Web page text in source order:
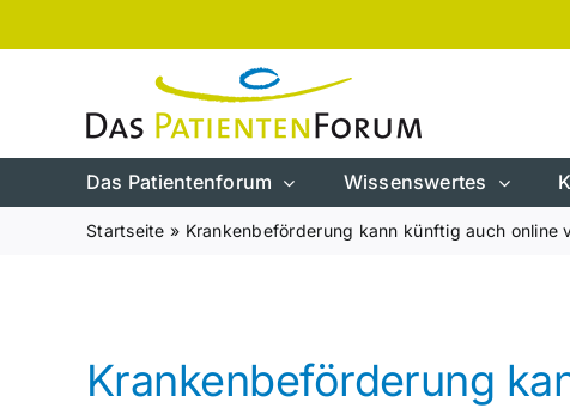
Inhalt
Das Patientenforum Wissenswertes
Startseite » Krankenbeförderung kann künftig auch online
Krankenbeförderung